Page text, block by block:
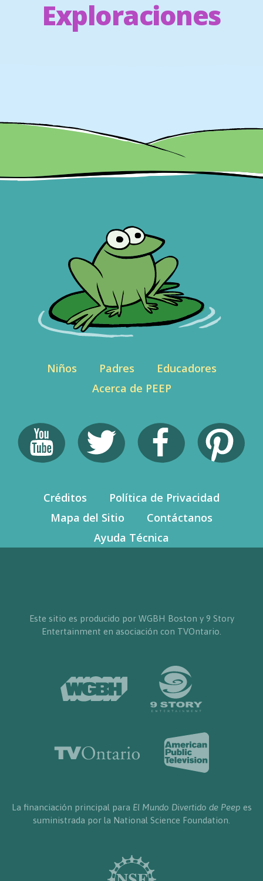
Exploraciones
Niños Padres
Educadores
Acerca de PEEP
Créditos
Política de Privacidad
Mapa del Sitio
Contáctanos
Ayuda Técnica
Este sitio es producido por WGBH Boston y 9 Story
Entertainment en asociación con TVOntario.
La financiación principal para El Mundo Divertido de Peep es
suministrada por la National Science Foundation.